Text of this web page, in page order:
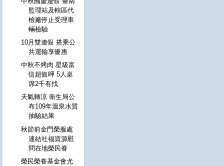
監理站及轄區代
檢廠停止受理車
輛檢驗
10月雙連假 搭乘公
共運輸享優惠
中秋不烤肉 星級富
信超值呷 5人桌
席2千有找
天氣轉涼 衛生局公
布109年溫泉水質
抽驗結果
秋節前金門榮服處
連結社福資源慰
問在地榮民眷
榮民榮眷基金會尤